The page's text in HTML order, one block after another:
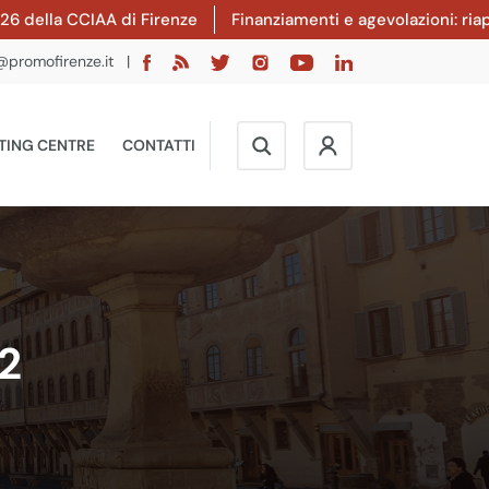
di Firenze Finanziamenti e agevolazioni: riaperto il
|
CENTRE CONTATTI